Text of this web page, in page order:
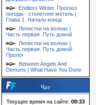
Endless Winter. Прогноз
погоды - столетняя метель |
Глава 1. Начало конца
Лепестки на волнах |
Часть первая. Путь домой
Лепестки на волнах |
Часть первая. Путь домой.
Пролог
Between Angels And
Demons | What Have You Done
Чат
Текущее время на сайте: 09:33